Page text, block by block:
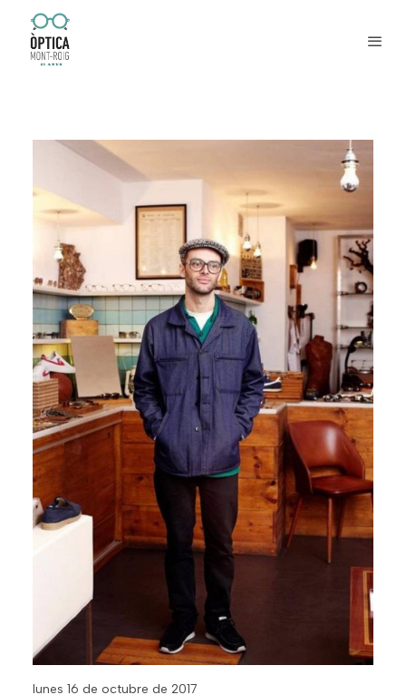
lunes 16 de octubre de 2017